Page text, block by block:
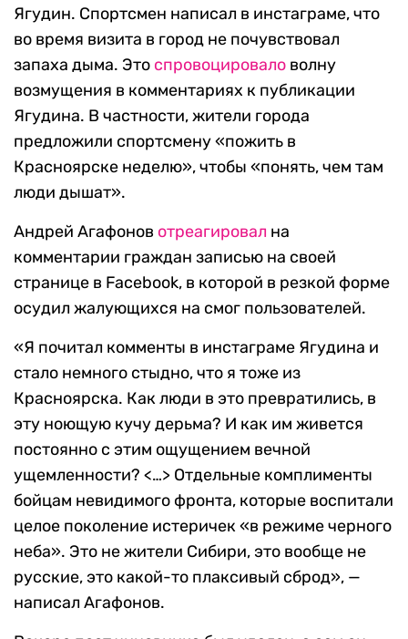
Ягудин. Спортсмен написал в инстаграме, что
во время визита в город не почувствовал
запаха дыма. Это спровоцировало волну
возмущения в комментариях к публикации
Ягудина. В частности, жители города
предложили спортсмену «пожить в
Красноярске неделю», чтобы «понять, чем там
люди дышат».
Андрей Агафонов отреагировал на
комментарии граждан записью на своей
странице в Facebook, в которой в резкой форме
осудил жалующихся на смог пользователей.
«Я почитал комменты в инстаграме Ягудина и
стало немного стыдно, что я тоже из
Красноярска. Как люди в это превратились, в
эту ноющую кучу дерьма? И как им живется
постоянно с этим ощущением вечной
ущемленности? <…> Отдельные комплименты
бойцам невидимого фронта, которые воспитали
целое поколение истеричек «в режиме черного
неба». Это не жители Сибири, это вообще не
русские, это какой-то плаксивый сброд», —
написал Агафонов.